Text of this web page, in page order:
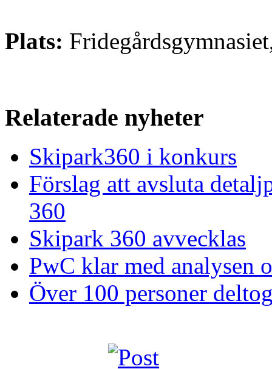
Plats:
Relaterade nyheter
Skipark360 i konkurs
Förslag att avsluta
360
Skipark 360 avvecklas
PwC klar med analysen
Över 100 personer